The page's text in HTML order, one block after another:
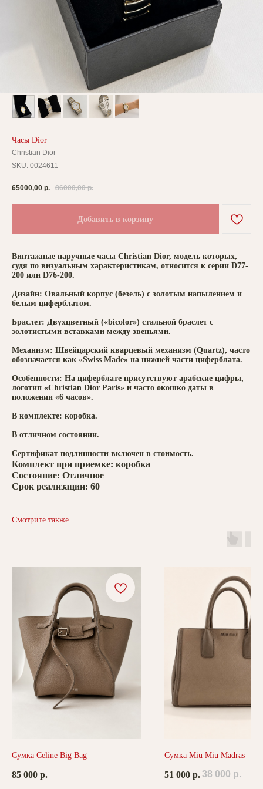
Часы Dior
Christian Dior
SKU: 0024611
65000,00 р. 86000,00 р.
Добавить в корзину
Винтажные наручные часы Christian Dior, модель которых,
судя по визуальным характеристикам, относится к серии D77-
200 или D76-200.
Дизайн: Овальный корпус (безель) с золотым напылением и
белым циферблатом.
Браслет: Двухцветный («bicolor») стальной браслет с
золотистыми вставками между звеньями.
Механизм: Швейцарский кварцевый механизм (Quartz), часто
обозначается как «Swiss Made» на нижней части циферблата.
Особенности: На циферблате присутствуют арабские цифры,
логотип «Christian Dior Paris» и часто окошко даты в
положении «6 часов».
В комплекте: коробка.
В отличном состоянии.
Сертификат подлинности включен в стоимость.
Комплект при приемке: коробка
Состояние: Отличное
Срок реализации: 60
Смотрите также
Сумка Celine Big Bag
85 000 р.
Сумка Miu Miu Madras
51 000 р.38 000 р.